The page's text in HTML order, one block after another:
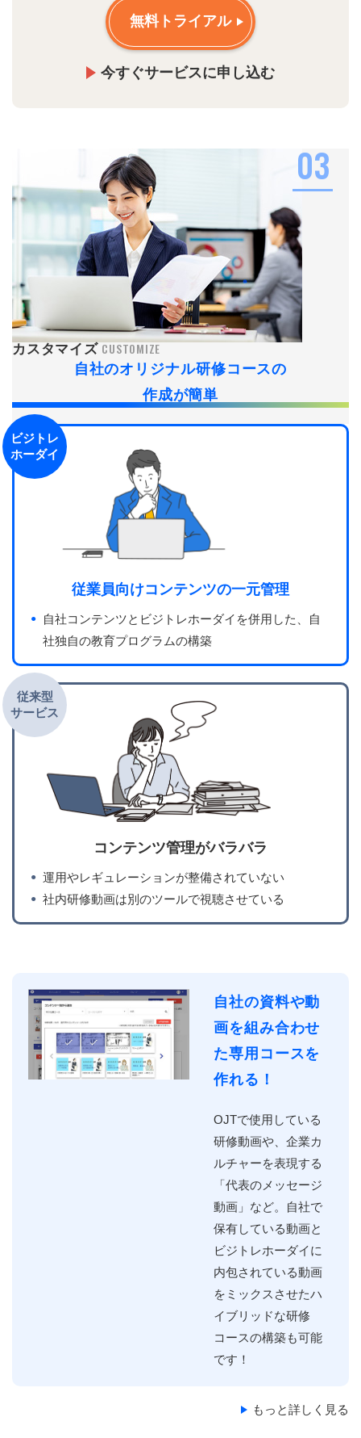
無料トライアル
今すぐサービスに申し込む
03
カスタマイズ CUSTOMIZE
自社のオリジナル研修コースの
作成が簡単
ビジトレ
ホーダイ
従業員向けコンテンツの一元管理
自社コンテンツとビジトレホーダイを併用した、自
社独自の教育プログラムの構築
従来型
サービス
コンテンツ管理がバラバラ
運用やレギュレーションが整備されていない
社内研修動画は別のツールで視聴させている
自社の資料や動
画を組み合わせ
た専用コースを
作れる！
OJTで使⽤している
研修動画や、企業カ
ルチャーを表現する
「代表のメッセージ
動画」など。⾃社で
保有している動画と
ビジトレホーダイに
内包されている動画
をミックスさせたハ
イブリッドな研修
コースの構築も可能
です！
もっと詳しく見る